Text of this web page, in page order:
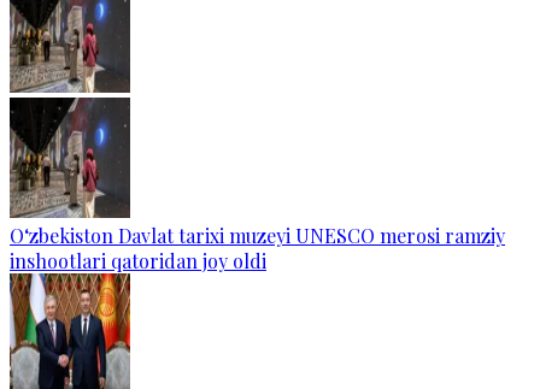
O‘zbekiston Davlat tarixi muzeyi UNESCO merosi ramziy
inshootlari qatoridan joy oldi